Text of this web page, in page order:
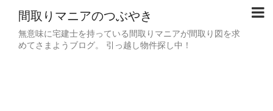
間取りマニアのつぶやき
無意味に宅建士を持っている間取りマニアが間取り図を求
めてさまようブログ。 引っ越し物件探し中！